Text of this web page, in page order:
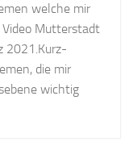
welche mir
Mutterstadt
2021.Kurz-
die mir
wichtig